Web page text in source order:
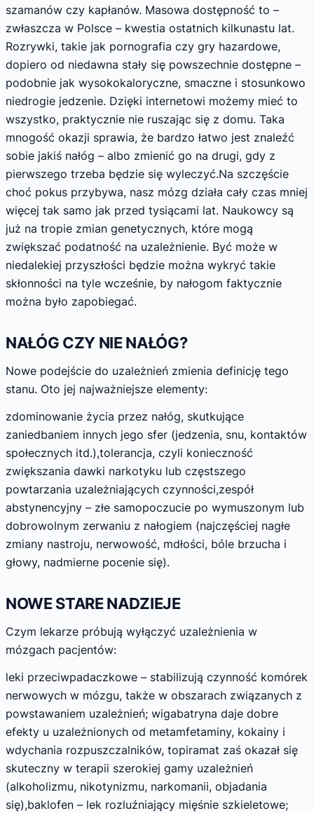
szamanów czy kapłanów. Masowa dostępność to –
zwłaszcza w Polsce – kwestia ostatnich kilkunastu lat.
Rozrywki, takie jak pornografia czy gry hazardowe,
dopiero od niedawna stały się powszechnie dostępne –
podobnie jak wysokokaloryczne, smaczne i stosunkowo
niedrogie jedzenie. Dzięki internetowi możemy mieć to
wszystko, praktycznie nie ruszając się z domu. Taka
mnogość okazji sprawia, że bardzo łatwo jest znaleźć
sobie jakiś nałóg – albo zmienić go na drugi, gdy z
pierwszego trzeba będzie się wyleczyć.Na szczęście
choć pokus przybywa, nasz mózg działa cały czas mniej
więcej tak samo jak przed tysiącami lat. Naukowcy są
już na tropie zmian genetycznych, które mogą
zwiększać podatność na uzależnienie. Być może w
niedalekiej przyszłości będzie można wykryć takie
skłonności na tyle wcześnie, by nałogom faktycznie
można było zapobiegać.
NAŁÓG CZY NIE NAŁÓG?
Nowe podejście do uzależnień zmienia definicję tego
stanu. Oto jej najważniejsze elementy:
zdominowanie życia przez nałóg, skutkujące
zaniedbaniem innych jego sfer (jedzenia, snu, kontaktów
społecznych itd.),tolerancja, czyli konieczność
zwiększania dawki narkotyku lub częstszego
powtarzania uzależniających czynności,zespół
abstynencyjny – złe samopoczucie po wymuszonym lub
dobrowolnym zerwaniu z nałogiem (najczęściej nagłe
zmiany nastroju, nerwowość, mdłości, bóle brzucha i
głowy, nadmierne pocenie się).
NOWE STARE NADZIEJE
Czym lekarze próbują wyłączyć uzależnienia w
mózgach pacjentów:
leki przeciwpadaczkowe – stabilizują czynność komórek
nerwowych w mózgu, także w obszarach związanych z
powstawaniem uzależnień; wigabatryna daje dobre
efekty u uzależnionych od metamfetaminy, kokainy i
wdychania rozpuszczalników, topiramat zaś okazał się
skuteczny w terapii szerokiej gamy uzależnień
(alkoholizmu, nikotynizmu, narkomanii, objadania
się),baklofen – lek rozluźniający mięśnie szkieletowe;